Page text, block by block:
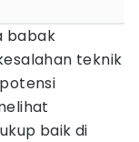
babak
teknik
baik di